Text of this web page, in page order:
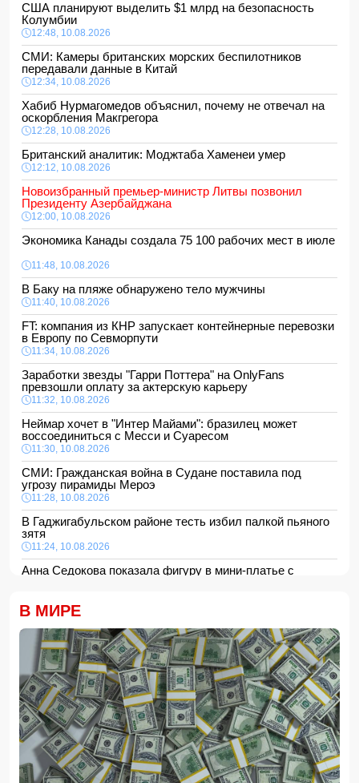
США планируют выделить $1 млрд на безопасность
Колумбии
12:48, 10.08.2026
СМИ: Камеры британских морских беспилотников
передавали данные в Китай
12:34, 10.08.2026
Хабиб Нурмагомедов объяснил, почему не отвечал на
оскорбления Макгрегора
12:28, 10.08.2026
Британский аналитик: Моджтаба Хаменеи умер
12:12, 10.08.2026
Новоизбранный премьер-министр Литвы позвонил
Президенту Азербайджана
12:00, 10.08.2026
Экономика Канады создала 75 100 рабочих мест в июле
11:48, 10.08.2026
В Баку на пляже обнаружено тело мужчины
11:40, 10.08.2026
FT: компания из КНР запускает контейнерные перевозки
в Европу по Севморпути
11:34, 10.08.2026
Заработки звезды "Гарри Поттера" на OnlyFans
превзошли оплату за актерскую карьеру
11:32, 10.08.2026
Неймар хочет в "Интер Майами": бразилец может
воссоединиться с Месси и Суаресом
11:30, 10.08.2026
СМИ: Гражданская война в Судане поставила под
угрозу пирамиды Мероэ
11:28, 10.08.2026
В Гаджигабульском районе тесть избил палкой пьяного
зятя
11:24, 10.08.2026
Анна Седокова показала фигуру в мини-платье с
В Сабирабадском районе 59-летний мужчина погиб от
удара электрическим током
11:20, 10.08.2026
12 человек погибли и 8 пропали в результате оползней и
наводнений на Филиппинах- ФОТО/ВИДЕО
11:16, 10.08.2026
Ильхам Алиев поблагодарил Масуда Пезешкиана-
ФОТО
11:08, 10.08.2026
Asia Times: Украине грозит крах из-за дефицита
вооружения у США
В МИРЕ